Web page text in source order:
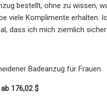
bestellt, ohne zu wissen,
viele Komplimente erhalten.
dass ich mich ziemlich sicher
Badeanzug für Frauen
176,02 $